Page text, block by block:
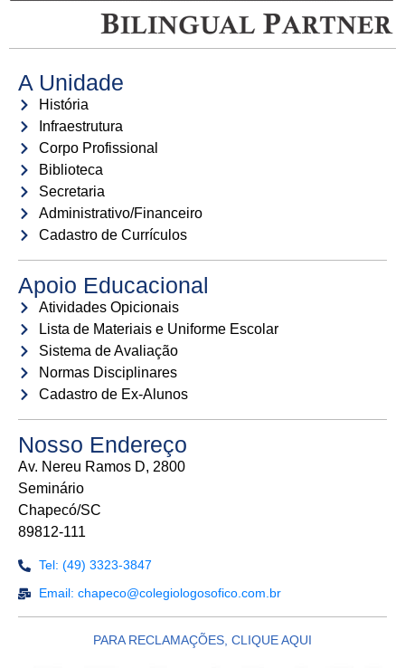
A Unidade
História
Infraestrutura
Corpo Profissional
Biblioteca
Secretaria
Administrativo/Financeiro
Cadastro de Currículos
Apoio Educacional
Atividades Opicionais
Lista de Materiais e Uniforme Escolar
Sistema de Avaliação
Normas Disciplinares
Cadastro de Ex-Alunos
Nosso Endereço
Av. Nereu Ramos D, 2800
Seminário
Chapecó/SC
89812-111
Tel: (49) 3323-3847
Email: chapeco@colegiologosofico.com.br
PARA RECLAMAÇÕES, CLIQUE AQUI